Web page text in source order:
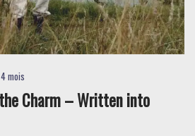
mois
Charm – Written into